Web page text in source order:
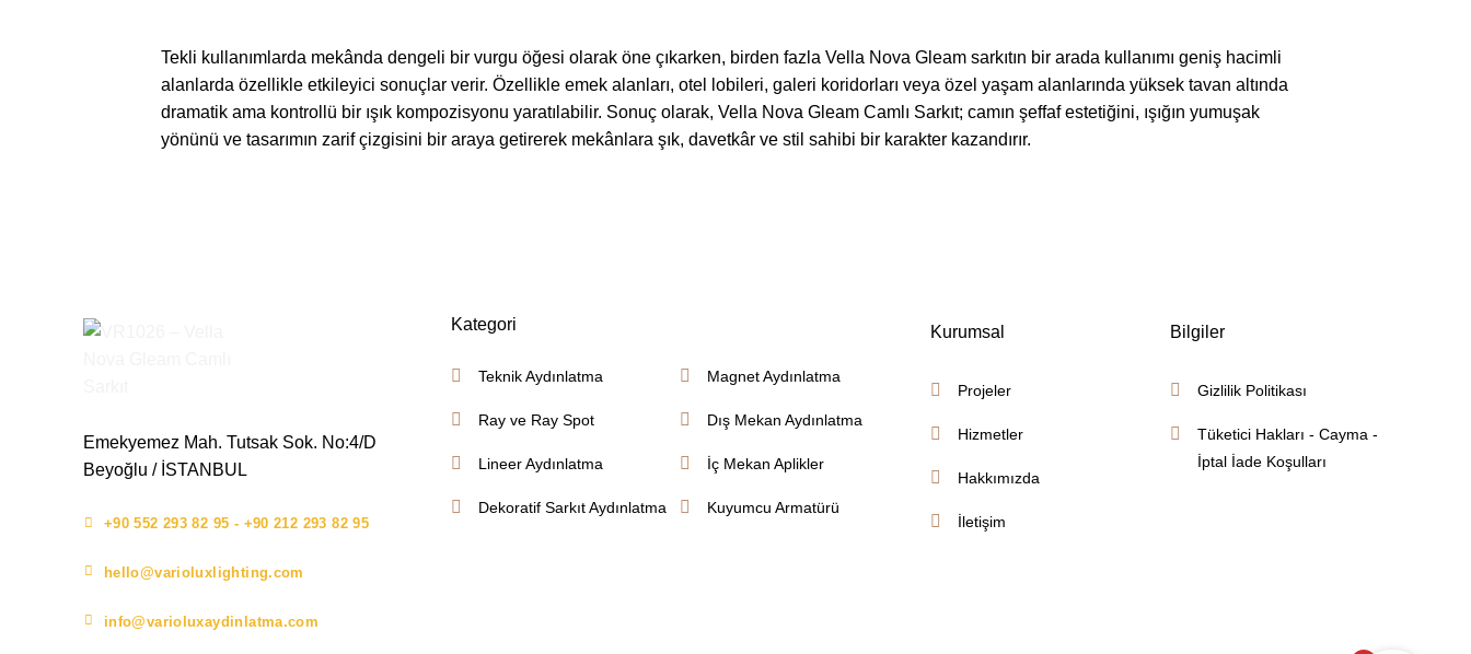
Tekli kullanımlarda mekânda dengeli bir vurgu öğesi olarak öne çıkarken, birden fazla Vella Nova Gleam sarkıtın bir arada kullanımı geniş hacimli
alanlarda özellikle etkileyici sonuçlar verir. Özellikle emek alanları, otel lobileri, galeri koridorları veya özel yaşam alanlarında yüksek tavan altında
dramatik ama kontrollü bir ışık kompozisyonu yaratılabilir. Sonuç olarak, Vella Nova Gleam Camlı Sarkıt; camın şeffaf estetiğini, ışığın yumuşak
yönünü ve tasarımın zarif çizgisini bir araya getirerek mekânlara şık, davetkâr ve stil sahibi bir karakter kazandırır.
Emekyemez Mah. Tutsak Sok. No:4/D
Beyoğlu / İSTANBUL
+90 552 293 82 95 - +90 212 293 82 95
hello@varioluxlighting.com
info@varioluxaydinlatma.com
Kategori
Teknik Aydınlatma
Ray ve Ray Spot
Lineer Aydınlatma
Dekoratif Sarkıt Aydınlatma
Magnet Aydınlatma
Dış Mekan Aydınlatma
İç Mekan Aplikler
Kuyumcu Armatürü
Kurumsal
Projeler
Hizmetler
Hakkımızda
İletişim
Bilgiler
Gizlilik Politikası
Tüketici Hakları - Cayma -
İptal İade Koşulları